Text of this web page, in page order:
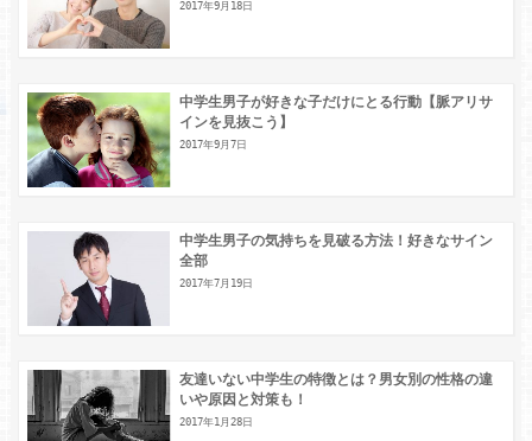
2017年9月18日
中学生男子が好きな子だけにとる行動【脈アリサ
インを見抜こう】
2017年9月7日
中学生男子の気持ちを見破る方法！好きなサイン
全部
2017年7月19日
友達いない中学生の特徴とは？男女別の性格の違
いや原因と対策も！
2017年1月28日